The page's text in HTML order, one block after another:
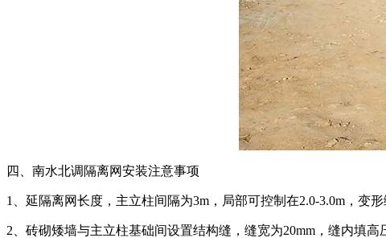
四、南水北调隔离网安装注意事项
1、延隔离网长度，主立柱间隔为3m，局部可控制在2.0-3.0m，变
2、砖砌矮墙与主立柱基础间设置结构缝，缝宽为20mm，缝内填高